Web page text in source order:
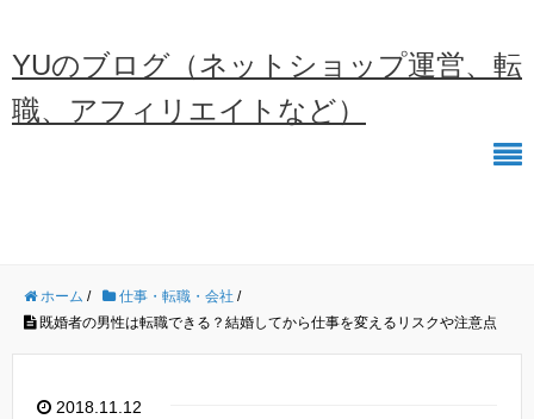
YUのブログ（ネットショップ運営、転
職、アフィリエイトなど）
ホーム / 仕事・転職・会社 /
既婚者の男性は転職できる？結婚してから仕事を変えるリスクや注意点
2018.11.12